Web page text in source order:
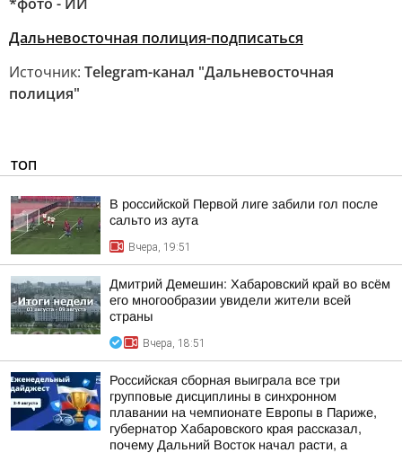
Дальневосточная полиция-подписаться
Источник: Telegram-канал "Дальневосточная
полиция"
ТОП
В российской Первой лиге забили гол после
сальто из аута
Вчера, 19:51
Дмитрий Демешин: Хабаровский край во всём
его многообразии увидели жители всей
страны
Вчера, 18:51
Российская сборная выиграла все три
групповые дисциплины в синхронном
плавании на чемпионате Европы в Париже,
губернатор Хабаровского края рассказал,
почему Дальний Восток начал расти, а